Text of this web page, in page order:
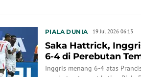
kedua, Bukayo Saka
PIALA DUNIA 19 Jul 2026 06:13
Saka Hattrick,
6-4 di Perebutan
2026
Inggris menang 6-4 atas